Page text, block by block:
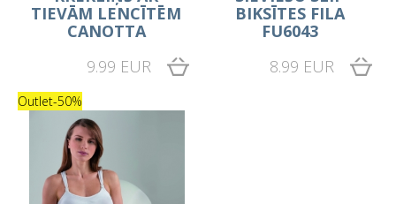
TIEVĀM LENCĪTĒM
CANOTTA
9.99 EUR
BIKSĪTES FILA
FU6043
8.99 EUR
Outlet-50%